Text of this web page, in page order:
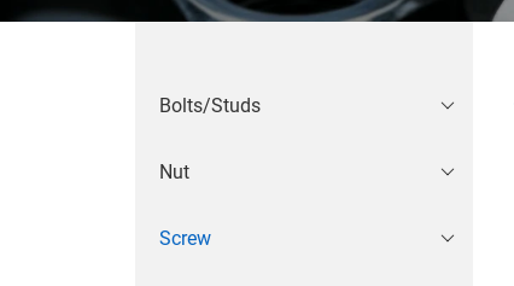
Bolts/Studs
Nut
Screw